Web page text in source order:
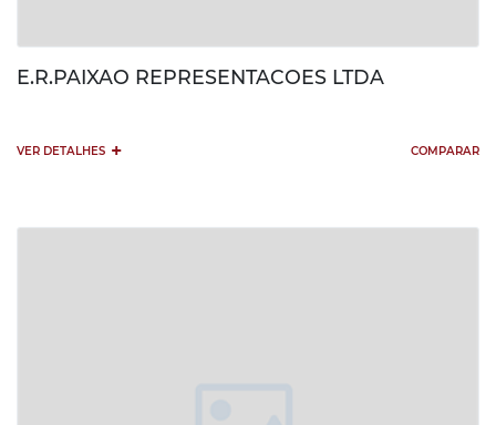
E.R.PAIXAO REPRESENTACOES LTDA
VER DETALHES + COMPARAR